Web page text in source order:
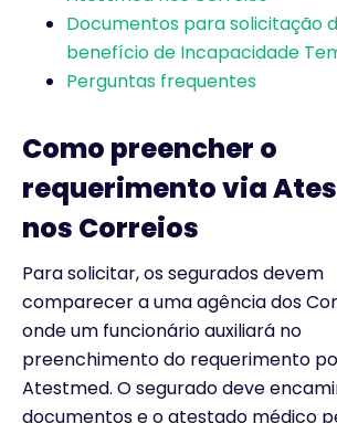
Documentos para solicitação
benefício de Incapacidade
Perguntas frequentes
Como preencher o
requerimento via
nos Correios
Para solicitar, os segurados devem
comparecer a uma agência dos
onde um funcionário auxiliará no
preenchimento do requerimento
Atestmed. O segurado deve
documentos e o atestado médico